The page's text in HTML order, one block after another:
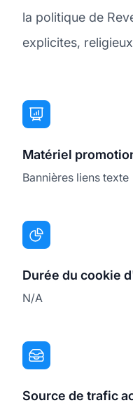
la politique de
explicites,
Matériel
Bannières liens texte
Durée du cookie
N/A
Source de trafic